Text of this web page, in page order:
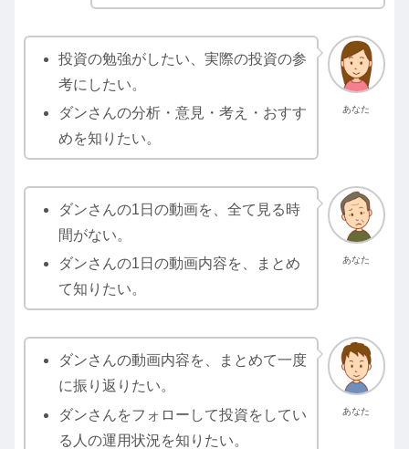
あなた
投資の勉強がしたい、実際の投資の参
考にしたい。
ダンさんの分析・意見・考え・おすす
めを知りたい。
あなた
ダンさんの1日の動画を、全て見る時
間がない。
ダンさんの1日の動画内容を、まとめ
て知りたい。
あなた
ダンさんの動画内容を、まとめて一度
に振り返りたい。
ダンさんをフォローして投資をしてい
る人の運用状況を知りたい。